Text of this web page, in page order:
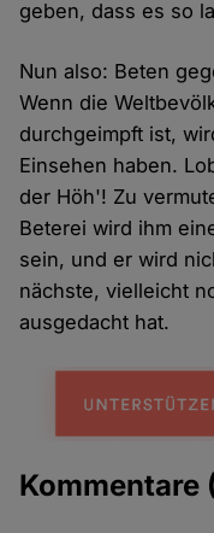
geben, dass es so
Nun also: Beten
Wenn die
durchgeimpft ist,
Einsehen haben.
der Höh'! Zu
Beterei wird ihm
sein, und er wird
nächste, vielleicht
ausgedacht hat.
Kommentare